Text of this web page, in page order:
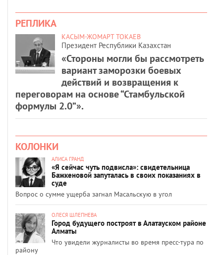
РЕПЛИКА
КАСЫМ-ЖОМАРТ ТОКАЕВ
Президент Республики Казахстан
«Стороны могли бы рассмотреть
вариант заморозки боевых
действий и возвращения к
переговорам на основе “Стамбульской
формулы 2.0”».
КОЛОНКИ
АЛИСА ГРАНД
«Я сейчас чуть подвисла»: свидетельница
Бажкеновой запуталась в своих показаниях в
суде
Вопрос о сумме ущерба загнал Масальскую в угол
ОЛЕСЯ ШЛЕПНЕВА
Город будущего построят в Алатауском районе
Алматы
Что увидели журналисты во время пресс-тура по
району